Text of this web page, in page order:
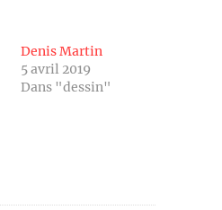
Denis Martin
5 avril 2019
Dans "dessin"